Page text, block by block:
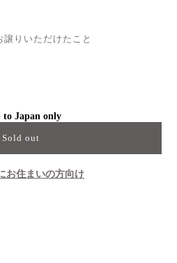
りいただけたこと
to Japan only
Sold out
お住まいの方向け